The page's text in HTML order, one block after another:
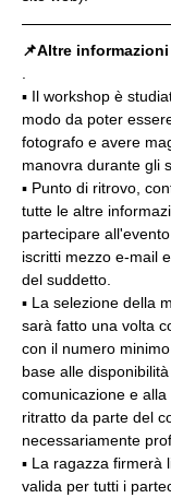
📌Altre
▪️ Il workshop è
modo da poter
fotografo e avere
manovra durante gli
▪️ Punto di ritrovo,
tutte le altre
partecipare
iscritti mezzo e-mail
del suddetto.
▪️ La selezione della
sarà fatto una volta
con il numero
base alle
comunicazione e
ritratto da parte del
necessariamente
▪️ La ragazza firmerà
valida per tutti i